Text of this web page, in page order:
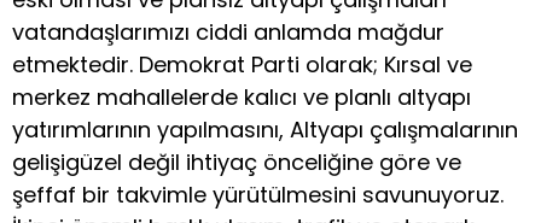
vatandaşlarımızı ciddi anlamda mağdur
etmektedir. Demokrat Parti olarak; Kırsal ve
merkez mahallelerde kalıcı ve planlı altyapı
yatırımlarının yapılmasını, Altyapı çalışmalarının
gelişigüzel değil ihtiyaç önceliğine göre ve
şeffaf bir takvimle yürütülmesini savunuyoruz.